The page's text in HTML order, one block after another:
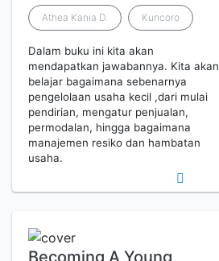
Athea Kania D. Kuncoro
Dalam buku ini kita akan
mendapatkan jawabannya. Kita akan
belajar bagaimana sebenarnya
pengelolaan usaha kecil ,dari mulai
pendirian, mengatur penjualan,
permodalan, hingga bagaimana
manajemen resiko dan hambatan
usaha.